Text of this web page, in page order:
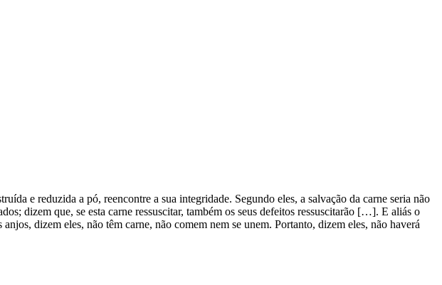
e reduzida a pó, reencontre a sua integridade. Segundo eles, a salvação da carne seria não
dizem que, se esta carne ressuscitar, também os seus defeitos ressuscitarão […]. E aliás o
dizem eles, não têm carne, não comem nem se unem. Portanto, dizem eles, não haverá